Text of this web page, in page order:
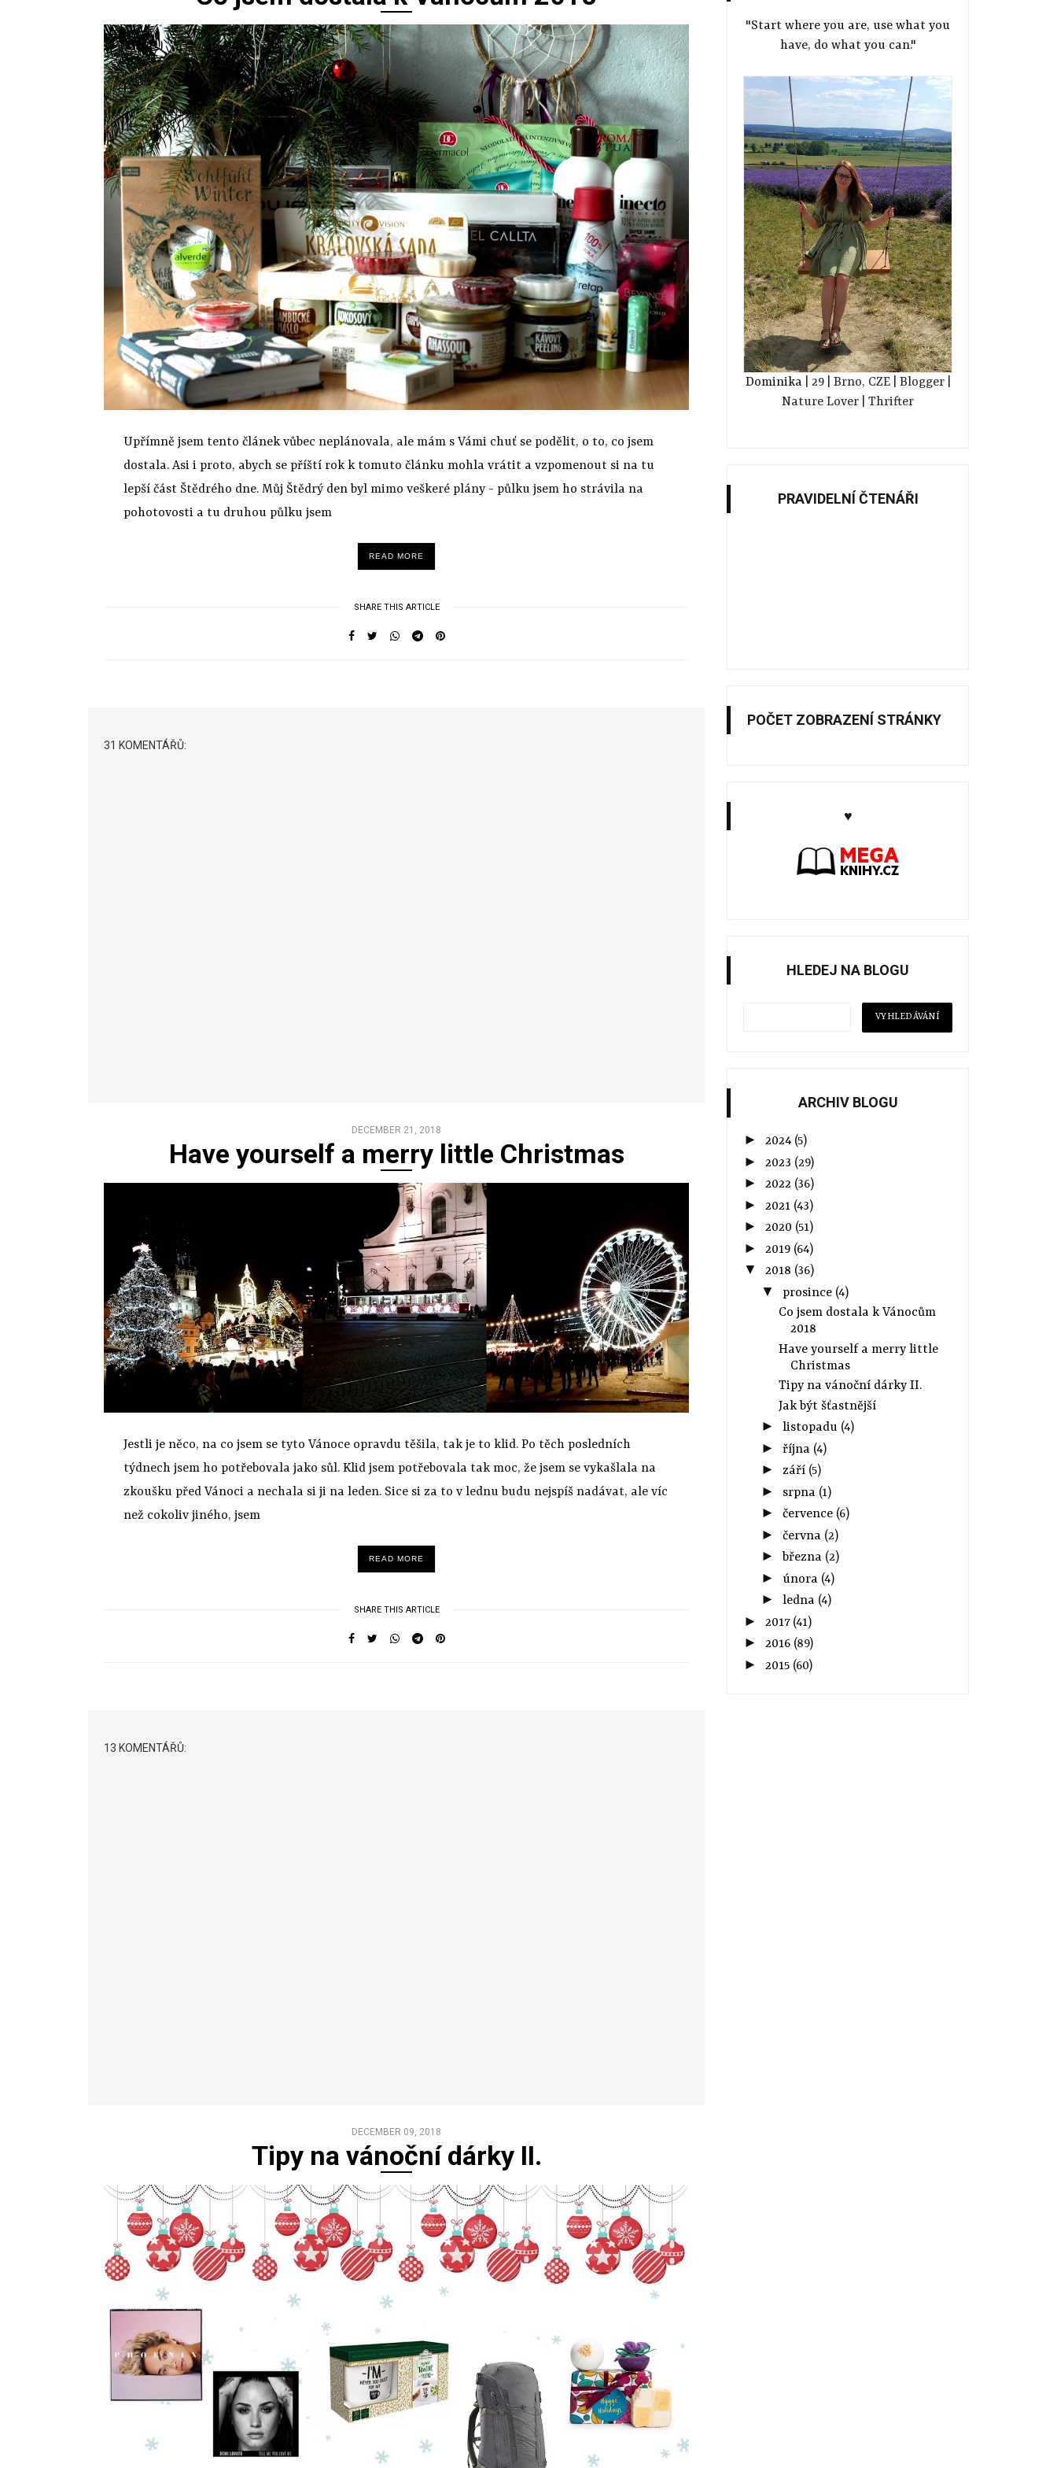
Upřímně jsem tento článek vůbec neplánovala, ale mám s Vámi chuť se podělit, o to, co jsem
dostala. Asi i proto, abych se příští rok k tomuto článku mohla vrátit a vzpomenout si na tu
lepší část Štědrého dne. Můj Štědrý den byl mimo veškeré plány - půlku jsem ho strávila na
pohotovosti a tu druhou půlku jsem
READ MORE
SHARE THIS ARTICLE
31 KOMENTÁŘŮ:
DECEMBER 21, 2018
Have yourself a merry little Christmas
Jestli je něco, na co jsem se tyto Vánoce opravdu těšila, tak je to klid. Po těch posledních
týdnech jsem ho potřebovala jako sůl. Klid jsem potřebovala tak moc, že jsem se vykašlala na
zkoušku před Vánoci a nechala si ji na leden. Sice si za to v lednu budu nejspíš nadávat, ale víc
než cokoliv jiného, jsem
READ MORE
SHARE THIS ARTICLE
13 KOMENTÁŘŮ:
DECEMBER 09, 2018
Tipy na vánoční dárky II.
"Start where you are, use what you
have, do what you can."
Dominika | 29 | Brno, CZE | Blogger
Nature Lover
| Thrifter
PRAVIDELNÍ ČTENÁŘI
POČET ZOBRAZENÍ STRÁNKY
♥
HLEDEJ NA BLOGU
ARCHIV BLOGU
► 2024 (5)
► 2023 (29)
► 2022 (36)
► 2021 (43)
► 2020 (51)
► 2019 (64)
▼ 2018 (36)
▼ prosince (4)
Co jsem dostala k Vánocům
2018
Have yourself a merry little
Christmas
Tipy na vánoční dárky II.
Jak být šťastnější
► listopadu (4)
► října (4)
► září (5)
► srpna (1)
► července (6)
► června (2)
►března (2)
► února (4)
► ledna (4)
► 2017 (41)
► 2016 (89)
► 2015 (60)